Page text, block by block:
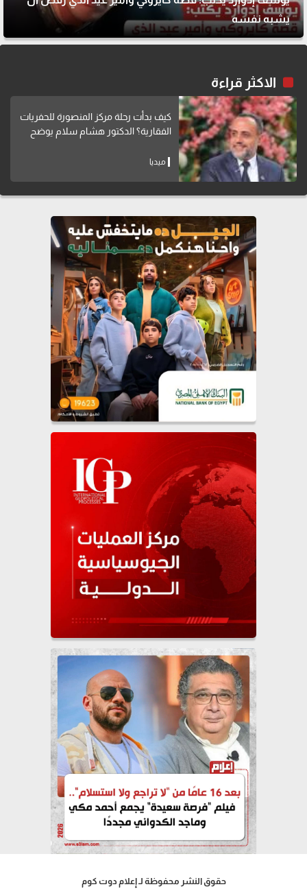
يشبه نفسه
الاكثر قراءة
كيف بدأت رحلة مركز المنصورة للحفريات
الفقارية؟ الدكتور هشام سلام يوضح
ميديا
حقوق النشر محفوظة لـ إعلام دوت كوم